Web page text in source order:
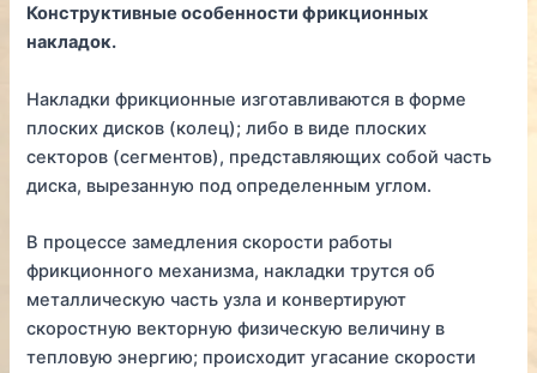
Конструктивные особенности фрикционных
накладок.
Накладки фрикционные изготавливаются в форме
плоских дисков (колец); либо в виде плоских
секторов (сегментов), представляющих собой часть
диска, вырезанную под определенным углом.
В процессе замедления скорости работы
фрикционного механизма, накладки трутся об
металлическую часть узла и конвертируют
скоростную векторную физическую величину в
тепловую энергию; происходит угасание скорости